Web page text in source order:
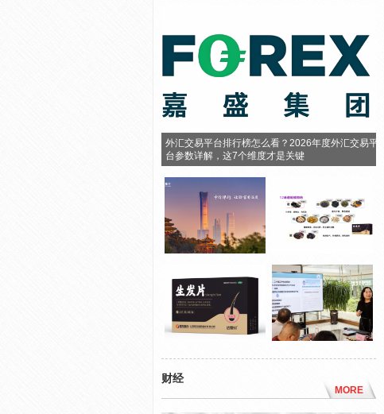
外汇交易平台排行榜怎么看？2026年度外汇交易平
台参数详解，这7个维度才是关键
财经
MORE